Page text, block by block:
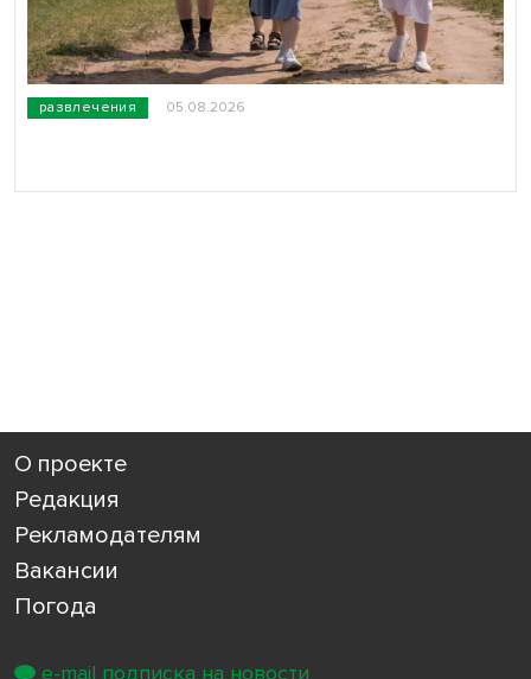
развлечения 05.08.2026
О проекте
Редакция
Рекламодателям
Вакансии
Погода
e-mail подписка на новости